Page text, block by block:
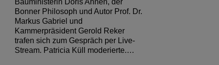
Bonner Philosoph und Autor Prof. Dr.
Markus Gabriel und
Kammerpräsident Gerold Reker
trafen sich zum Gespräch per Live-
Stream. Patricia Küll moderierte.…